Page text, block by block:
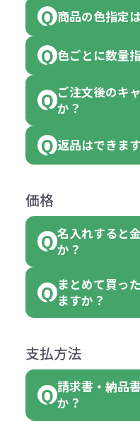
です。
個、20個
ります。
【例】注文
は、100個
可能です。
「色・柄
ている商品
ん。
但し、ロ
費用）
商品の色指定
色指定でき
品の詳細に
ベルや商品
れ等分で
（割り切れ
色指定でき
品詳細の
になってお
色ごとに数量
「選べる本
す。
い。
例えば…
クエアトー
クエアトー
色を指定出
個、ブルー
ご注文後のキ
か？
お客様都合
がございま
ご注文の
返品はできま
めご了承く
ただし下記
●初期不良
障）の場合
合
●名入れ、
っていた場合
価格
名入れすると
か？
名入れあ
は下記の通
計算例：
＜1色印刷
（提供価格
まとめて買っ
ますか？
商品により
ていただき
見積もりサ
支払方法
請求書・納品
か？